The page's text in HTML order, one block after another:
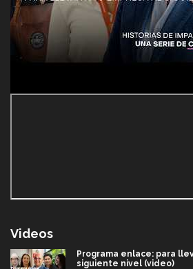
Videos
Programa enlace: para
siguiente nivel (video)